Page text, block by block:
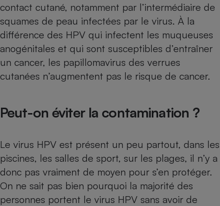
contact cutané, notamment par l’intermédiaire de
squames de peau infectées par le virus. À la
différence des HPV qui infectent les muqueuses
anogénitales et qui sont susceptibles d’entraîner
un cancer, les papillomavirus des verrues
cutanées n’augmentent pas le risque de cancer.
Peut-on éviter la contamination ?
Le virus HPV est présent un peu partout, dans les
piscines, les salles de sport, sur les plages, il n’y a
donc pas vraiment de moyen pour s’en protéger.
On ne sait pas bien pourquoi la majorité des
personnes portent le virus HPV sans avoir de